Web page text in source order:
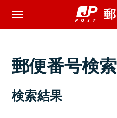
郵便番号検索
検索結果